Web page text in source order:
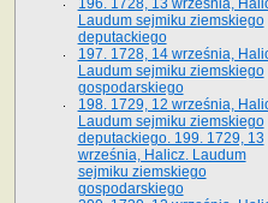
196. 1728, 13 września,
Laudum sejmiku ziemskiego
deputackiego
197. 1728, 14 września,
Laudum sejmiku ziemskiego
gospodarskiego
198. 1729, 12 września,
Laudum sejmiku ziemskiego
deputackiego. 199. 1729, 13
września, Halicz. Laudum
sejmiku ziemskiego
gospodarskiego